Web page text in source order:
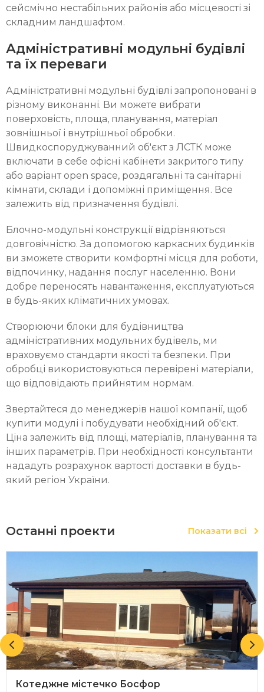
сейсмічно нестабільних районів або місцевості зі
складним ландшафтом.
Адміністративні модульні будівлі
та їх переваги
Адміністративні модульні будівлі запропоновані в
різному виконанні. Ви можете вибрати
поверховість, площа, планування, матеріал
зовнішньої і внутрішньої обробки.
Швидкоспоруджуванний об'єкт з ЛСТК може
включати в себе офісні кабінети закритого типу
або варіант open space, роздягальні та санітарні
кімнати, склади і допоміжні приміщення. Все
залежить від призначення будівлі.
Блочно-модульні конструкції відрізняються
довговічністю. За допомогою каркасних будинків
ви зможете створити комфортні місця для роботи,
відпочинку, надання послуг населенню. Вони
добре переносять навантаження, експлуатуються
в будь-яких кліматичних умовах.
Створюючи блоки для будівництва
адміністративних модульних будівель, ми
враховуємо стандарти якості та безпеки. При
обробці використовуються перевірені матеріали,
що відповідають прийнятим нормам.
Звертайтеся до менеджерів нашої компанії, щоб
купити модулі і побудувати необхідний об'єкт.
Ціна залежить від площі, матеріалів, планування та
інших параметрів. При необхідності консультанти
нададуть розрахунок вартості доставки в будь-
який регіон України.
Останні проекти Показати всі
Котеджне містечко Босфор